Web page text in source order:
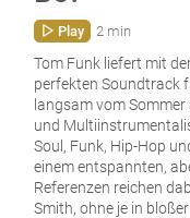
Play 2 min
Tom Funk liefert mit
perfekten Soundtrack
langsam vom
und
Soul, Funk, Hip-Hop
einem entspannten,
Referenzen reichen
Smith, ohne je in